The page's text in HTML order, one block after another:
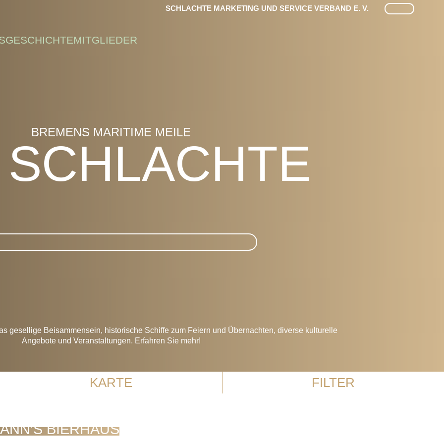
SCHLACHTE MARKETING UND SERVICE VERBAND E. V. SUCHE
BREMENS MARITIME MEILE
Schlachte
gesellige Beisammensein, historische Schiffe zum Feiern und Übernachten, diverse kulturelle
Angebote und Veranstaltungen. Erfahren Sie mehr!
GESCHICHTEMITGLIEDER
KARTE FILTER
BIERHAUS